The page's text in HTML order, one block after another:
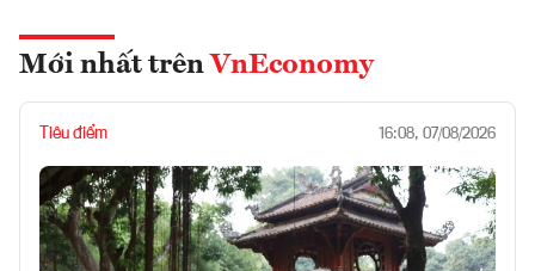
Mới nhất trên VnEconomy
Tiêu điểm 16:08, 07/08/2026